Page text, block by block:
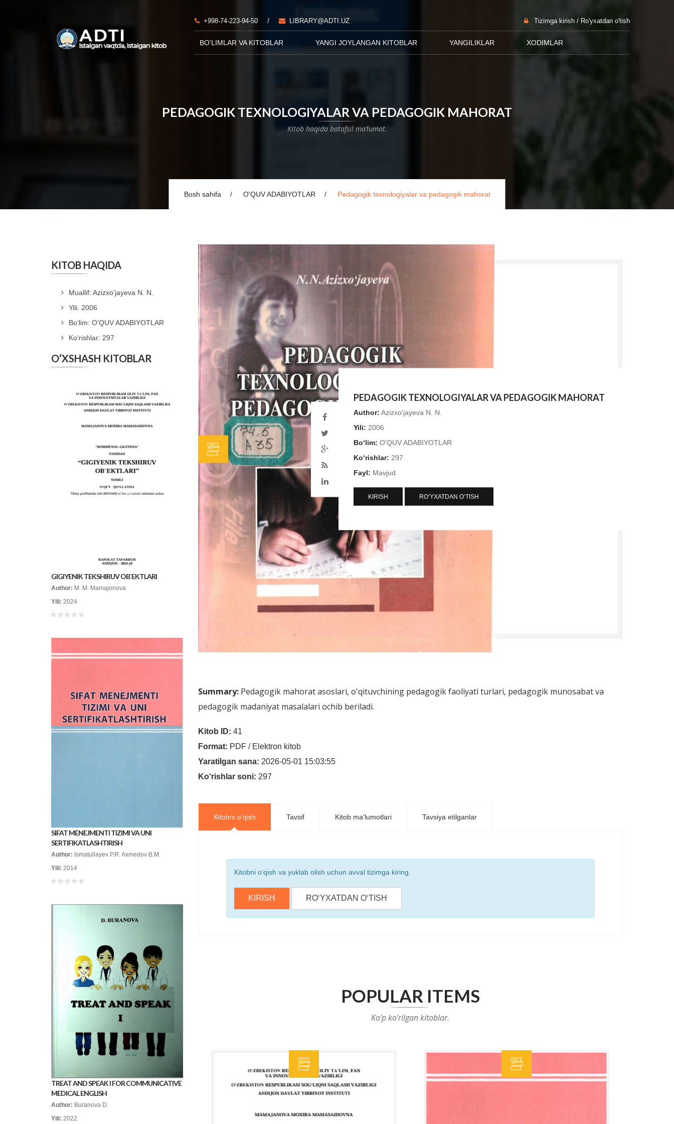
+998-74-223-94-50 / LIBRARY@ADTI.UZ Tizimga kirish / Ro'yxatdan o'tish
BO'LIMLAR VA KITOBLAR YANGI JOYLANGAN KITOBLAR YANGILIKLAR XODIMLAR
PEDAGOGIK TEXNOLOGIYALAR VA PEDAGOGIK MAHORAT
Kitob haqida batafsil ma’lumot.
Bosh sahifa O'QUV ADABIYOTLAR Pedagogik texnologiyalar va pedagogik mahorat
PEDAGOGIK TEXNOLOGIYALAR VA PEDAGOGIK MAHORAT
Author: Azizxo'jayeva N. N.
Yili: 2006
Bo‘lim: O'QUV ADABIYOTLAR
Ko‘rishlar: 297
Fayl: Mavjud
KIRISH RO‘YXATDAN O‘TISH
Summary:Pedagogik mahorat asoslari, o'qituvchining pedagogik faoliyati turlari, pedagogik munosabat va
pedagogik madaniyat masalalari ochib beriladi.
Kitob ID: 41
Format: PDF / Elektron kitob
Yaratilgan sana: 2026-05-01 15:03:55
Ko‘rishlar soni: 297
Kitobni o‘qish Tavsif Kitob ma’lumotlari Tavsiya etilganlar
Kitobni o‘qish va yuklab olish uchun avval tizimga kiring.
KIRISH RO‘YXATDAN O‘TISH
POPULAR ITEMS
Ko‘p ko‘rilgan kitoblar.
KITOB HAQIDA
Muallif: Azizxo'jayeva N. N.
Yili: 2006
Bo‘lim: O'QUV ADABIYOTLAR
Ko‘rishlar: 297
O‘XSHASH KITOBLAR
GIGIYENIK TEKSHIRUV OB`EKTLARI
Author: M. M. Mamajonova
Yili: 2024
☆
☆
☆
☆
☆
SIFAT MENEJMENTI TIZIMI VA UNI
SERTIFIKATLASHTIRISH
Author: Ismatullayev P.R. Axmedov B.M.
Yili: 2014
☆
☆
☆
☆
☆
TREAT AND SPEAK I FOR COMMUNICATIVE
MEDICAL ENGLISH
Author: Buranova D.
Yili: 2022